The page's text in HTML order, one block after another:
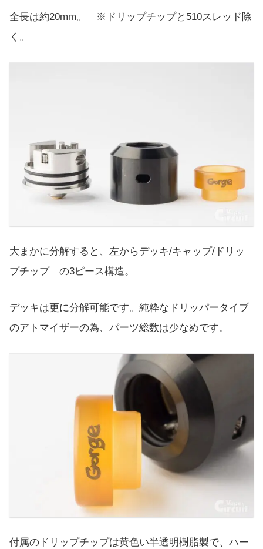
全長は約20mm。 ※ドリップチップと510スレッド除
く。
大まかに分解すると、左からデッキ/キャップ/ドリッ
プチップ の3ピース構造。
デッキは更に分解可能です。純粋なドリッパータイプ
のアトマイザーの為、パーツ総数は少なめです。
付属のドリップチップは黄色い半透明樹脂製で、ハー